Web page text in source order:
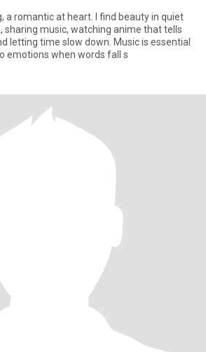
a romantic at heart. I find beauty in quiet
music, watching anime that tells
letting time slow down. Music is essential
emotions when words fall s